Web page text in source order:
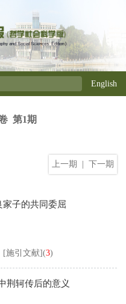
English
第1期
上一期 下一期
子的共同委屈
[施引文献](3)
荆轲传后的意义